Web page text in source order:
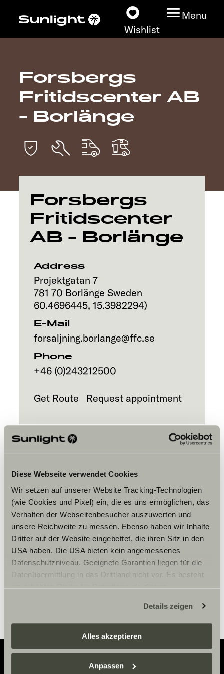
Diese Webseite verwendet Cookies
Wir setzen auf unserer Website Tracking-Technologien
(wie Cookies und Pixel) ein, die es uns ermöglichen, das
Verhalten der Webseitenbesucher auszuwerten und
unsere Reichweite zu messen. Ebenso haben wir Inhalte
Dritter auf der Website eingebettet, die ihren Sitz in den
USA haben. Die USA bieten kein angemessenes
Datenschutzniveau. Geeignete Garantien liegen für die
Datenübermittlung in das Drittland nicht vor. Es besteht
ein erhöhtes Risiko für Betroffene, da diesen
zustehen. Eingesetzte Dienstleister können Daten für
eigene Zwecke verarbeiten und mit anderen Daten
zusammenführen. Weitere Informationen finden Sie hier:
Datenschutzerklärung
einzelne Cookies/Dienste in den Einstellungen aus,
Details zeigen
Alles akzeptieren
Anpassen
Wishlist
Menu
Models
Vehicle Guide
Dealerslocator
Service
Forsbergs
Fritidscenter AB
- Borlänge
Forsbergs
Fritidscenter
AB - Borlänge
Address
Projektgatan 7
781 70 Borlänge Sweden
60.4696445, 15.3982294)
E-Mail
forsaljning.borlange@ffc.se
Phone
+46 (0)243212500
Get Route Request appointment
Please accept marketing-
cookies to use this function.
Cookie Settings